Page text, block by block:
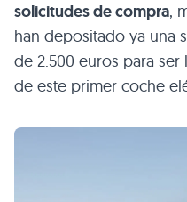
solicitudes de compra,
han depositado ya una
de 2.500 euros para
de este primer coche